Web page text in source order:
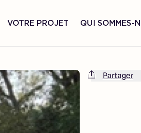
VOTRE PROJET QUI SOMMES-
Partager